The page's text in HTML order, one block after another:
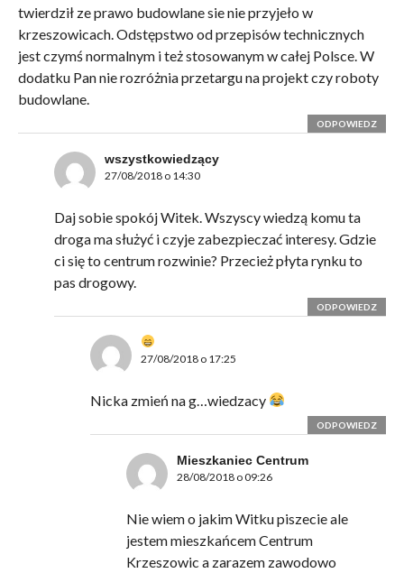
twierdził ze prawo budowlane sie nie przyjeło w
krzeszowicach. Odstępstwo od przepisów technicznych
jest czymś normalnym i też stosowanym w całej Polsce. W
dodatku Pan nie rozróżnia przetargu na projekt czy roboty
budowlane.
ODPOWIEDZ
wszystkowiedzący
27/08/2018 o 14:30
Daj sobie spokój Witek. Wszyscy wiedzą komu ta
droga ma służyć i czyje zabezpieczać interesy. Gdzie
ci się to centrum rozwinie? Przecież płyta rynku to
pas drogowy.
ODPOWIEDZ
27/08/2018 o 17:25
Nicka zmień na g…wiedzacy
ODPOWIEDZ
Mieszkaniec Centrum
28/08/2018 o 09:26
Nie wiem o jakim Witku piszecie ale
jestem mieszkańcem Centrum
Krzeszowic a zarazem zawodowo